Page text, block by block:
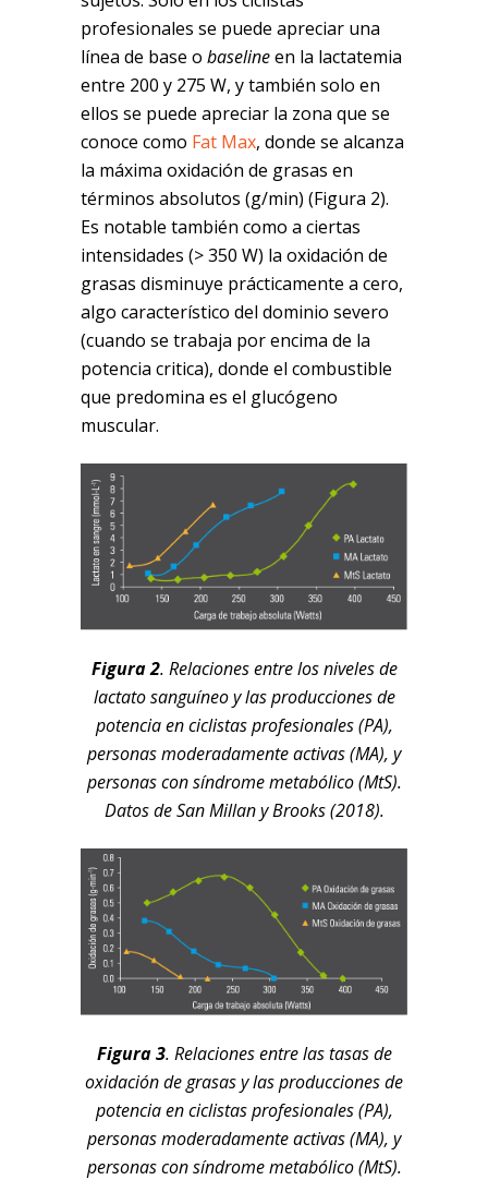
profesionales se puede apreciar una
línea de base o baselineen la lactatemia
entre 200 y 275 W, y también solo en
ellos se puede apreciar la zona que se
conoce como Fat Max, donde se alcanza
la máxima oxidación de grasas en
términos absolutos (g/min) (Figura 2).
Es notable también como a ciertas
intensidades (> 350 W) la oxidación de
grasas disminuye prácticamente a cero,
algo característico del dominio severo
(cuando se trabaja por encima de la
potencia critica), donde el combustible
que predomina es el glucógeno
muscular.
Figura 2. Relaciones entre los niveles de
lactato sanguíneo y las producciones de
potencia en ciclistas profesionales (PA),
personas moderadamente activas (MA), y
personas con síndrome metabólico (MtS).
Datos de San Millan y Brooks (2018).
Figura 3. Relaciones entre las tasas de
oxidación de grasas y las producciones de
potencia en ciclistas profesionales (PA),
personas moderadamente activas (MA), y
personas con síndrome metabólico (MtS).